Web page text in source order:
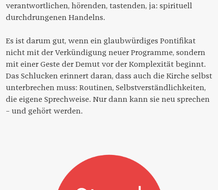
verantwortlichen, hörenden, tastenden, ja: spirituell
durchdrungenen Handelns.
Es ist darum gut, wenn ein glaubwürdiges Pontifikat
nicht mit der Verkündigung neuer Programme, sondern
mit einer Geste der Demut vor der Komplexität beginnt.
Das Schlucken erinnert daran, dass auch die Kirche selbst
unterbrechen muss: Routinen, Selbstverständlichkeiten,
die eigene Sprechweise. Nur dann kann sie neu sprechen
– und gehört werden.